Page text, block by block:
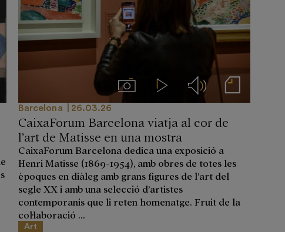
ImágenesVideos Audios Notas de prensa
Barcelona 26.03.26
CaixaForum Barcelona viatja al cor de
l’art de Matisse en una mostra
CaixaForum Barcelona dedica una exposició a
Henri Matisse (1869-1954), amb obres de totes les
èpoques en diàleg amb grans figures de l’art del
segle XX i amb una selecció d’artistes
contemporanis que li reten homenatge. Fruit de la
col·laboració ...
Art